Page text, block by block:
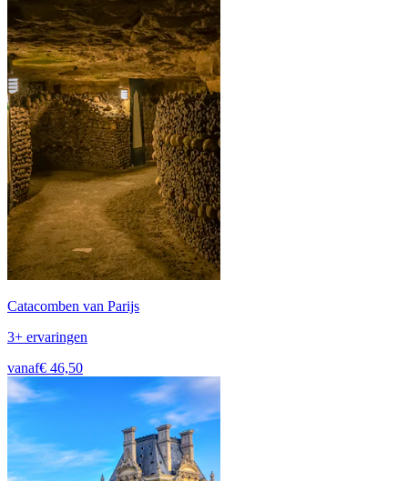
Catacomben van Parijs
3+ ervaringen
vanaf€ 46,50